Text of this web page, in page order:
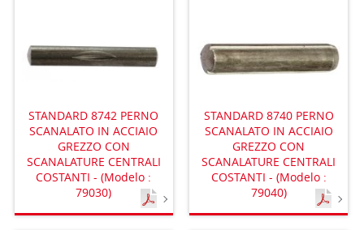
STANDARD 8742 PERNO
SCANALATO IN ACCIAIO
GREZZO CON
SCANALATURE CENTRALI
COSTANTI - (Modelo :
79030)
STANDARD 8740 PERNO
SCANALATO IN ACCIAIO
GREZZO CON
SCANALATURE CENTRALI
COSTANTI - (Modelo :
79040)